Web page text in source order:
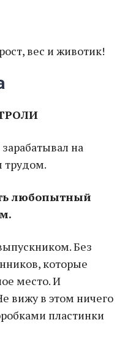
вес и животик!
на
трудом.
любопытный
Без
которые
место. И
вижу в этом ничего
пластинки